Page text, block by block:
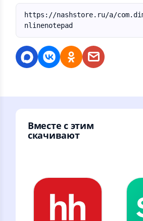
https://nashstore.ru/a/
nlinenotepad
Вместе с этим
скачивают